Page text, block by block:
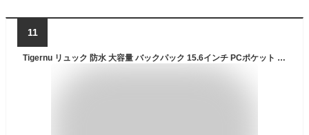
11
Tigernu リュック 防水 大容量 バックパック 15.6インチ PCポケット パソコンリュックバッグ 縦持ち 2way 撥水 大学生 通学カバン メンズ 旅行 多機能 かばん ビジネス 出張 旅行 TIGERNU A4サイズ対応 男性用 USBポート付きで背負ったままスマホ充電可能 通勤 通学 送料無料